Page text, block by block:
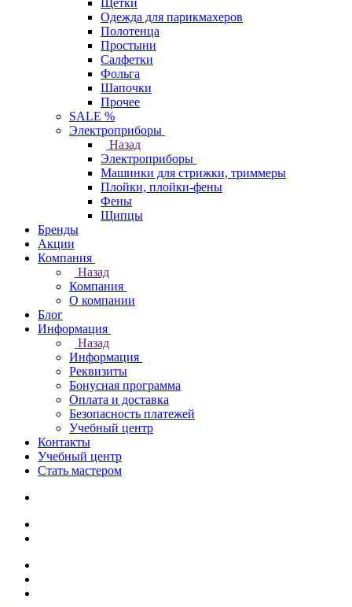
Щетки
Одежда для парикмахеров
Полотенца
Простыни
Салфетки
Фольга
Шапочки
Прочее
SALE %
Электроприборы
Назад
Электроприборы
Машинки для стрижки, триммеры
Плойки, плойки-фены
Фены
Щипцы
Бренды
Акции
Компания
Назад
Компания
О компании
Блог
Информация
Назад
Информация
Реквизиты
Бонусная программа
Оплата и доставка
Безопасность платежей
Учебный центр
Контакты
Учебный центр
Стать мастером